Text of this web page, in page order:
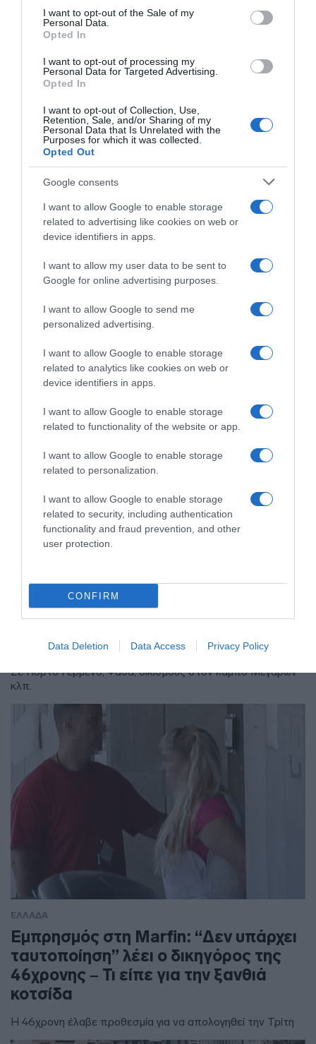
consent section.
I want to opt-out of the Sale of my
Personal Data.
Opted In
I want to opt-out of processing my
Personal Data for Targeted Advertising.
Opted In
I want to opt-out of Collection, Use,
Retention, Sale, and/or Sharing of my
Personal Data that Is Unrelated with the
Purposes for which it was collected.
Opted Out
Google consents
I want to allow Google to enable storage
related to advertising like cookies on web or
device identifiers in apps.
I want to allow my user data to be sent to
Google for online advertising purposes.
I want to allow Google to send me
personalized advertising.
I want to allow Google to enable storage
related to analytics like cookies on web or
device identifiers in apps.
I want to allow Google to enable storage
related to functionality of the website or app.
I want to allow Google to enable storage
related to personalization.
I want to allow Google to enable storage
related to security, including authentication
functionality and fraud prevention, and other
user protection.
CONFIRM
Data Deletion Data Access Privacy Policy
ΕΛΛΑΔΑ
ΕΛΛΑΔΑ
Με ταχείς ρυθμούς οι διαδικασίες
αποκατάστασης μετά την πυρκαγιά
στη Δυτική Αττική
Σε Πόρτο Γερμενό, Ψάθα, οικισμούς στον κάμπο Μεγάρων
κλπ.
ΕΛΛΑΔΑ
Εμπρησμός στη Marfin: “Δεν υπάρχει
ταυτοποίηση” λέει ο δικηγόρος της
46χρονης – Τι είπε για την ξανθιά
κοτσίδα
Η 46χρονη έλαβε προθεσμία για να απολογηθεί την Τρίτη